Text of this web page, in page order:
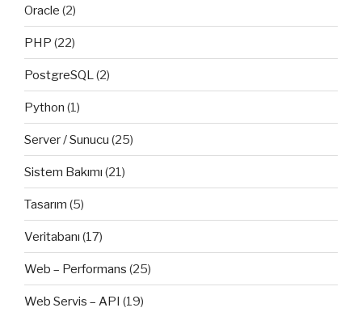
Oracle (2)
PHP (22)
PostgreSQL (2)
Python (1)
Server / Sunucu (25)
Sistem Bakımı (21)
Tasarım (5)
Veritabanı (17)
Web – Performans (25)
Web Servis – API (19)